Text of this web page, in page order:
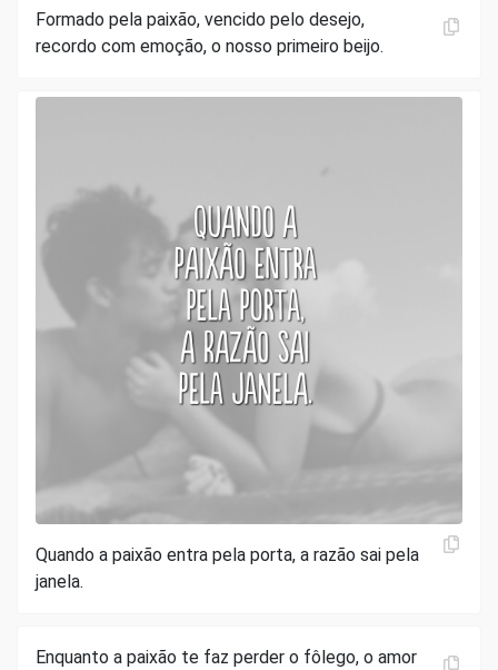
Formado pela paixão, vencido pelo desejo,
recordo com emoção, o nosso primeiro beijo.
Quando a paixão entra pela porta, a razão sai pela
janela.
Enquanto a paixão te faz perder o fôlego, o amor